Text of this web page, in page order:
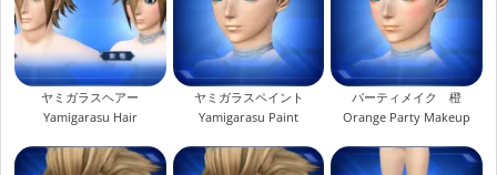
ヤミガラスヘアー
Yamigarasu Hair
ヤミガラスペイント
Yamigarasu Paint
パーティメイク 橙
Orange Party Makeup